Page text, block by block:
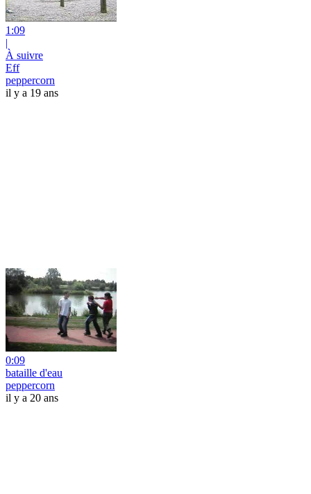
1:09
|
À suivre
Eff
peppercorn
il y a 19 ans
0:09
bataille d'eau
peppercorn
il y a 20 ans